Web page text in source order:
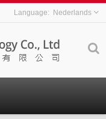
Nederlands